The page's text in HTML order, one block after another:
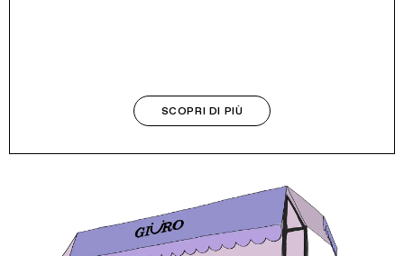
SCOPRI DI PIÙ